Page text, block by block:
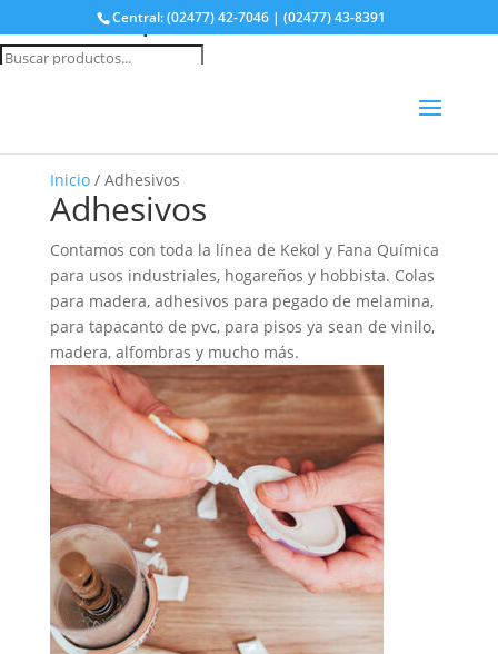
Central: (02477) 42-7046 | (02477) 43-8391
Buscá tu producto
Búsqueda
Inicio/ Adhesivos
Adhesivos
Contamos con toda la línea de Kekol y Fana Química
para usos industriales, hogareños y hobbista. Colas
para madera, adhesivos para pegado de melamina,
para tapacanto de pvc, para pisos ya sean de vinilo,
madera, alfombras y mucho más.